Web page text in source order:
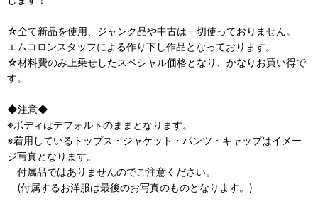
☆全て新品を使用、ジャンク品や中古は一切使っておりません。
エムコロンスタッフによる作り下し作品となっております。
☆材料費のみ上乗せしたスペシャル価格となり、かなりお買い得で
す。
◆注意◆
※ボディはデフォルトのままとなります。
※着用しているトップス・ジャケット・パンツ・キャップはイメー
ジ写真となります。
付属品ではありませんのでご注意ください。
(付属するお洋服は最後のお写真のものとなります。)